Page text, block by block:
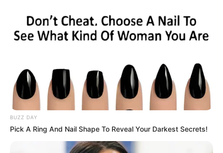
BUZZ DAY
Pick A Ring And Nail Shape To Reveal Your Darkest Secrets!